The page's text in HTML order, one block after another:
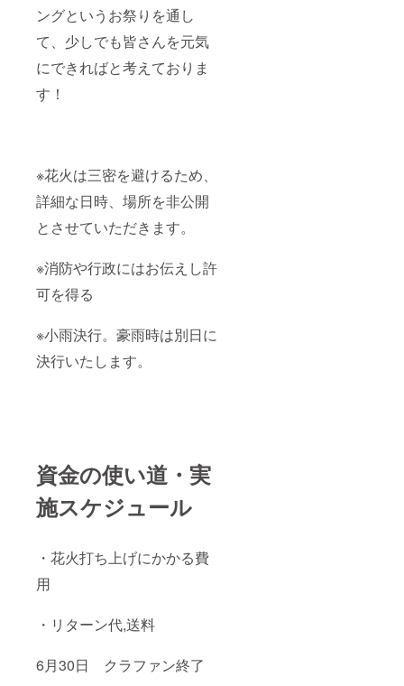
ングというお祭りを通し
て、少しでも皆さんを元気
にできればと考えておりま
す！
※花火は三密を避けるため、
詳細な日時、場所を非公開
とさせていただきます。
※消防や行政にはお伝えし許
可を得る
※小雨決行。豪雨時は別日に
決行いたします。
資金の使い道・実
施スケジュール
・花火打ち上げにかかる費
用
・リターン代,送料
6月30日 クラファン終了